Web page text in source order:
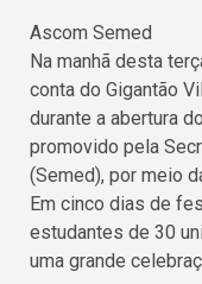
Ascom Semed
Na manhã desta
conta do Gigantão
durante a abertura
promovido pela
(Semed), por meio
Em cinco dias de
estudantes de 30
uma grande